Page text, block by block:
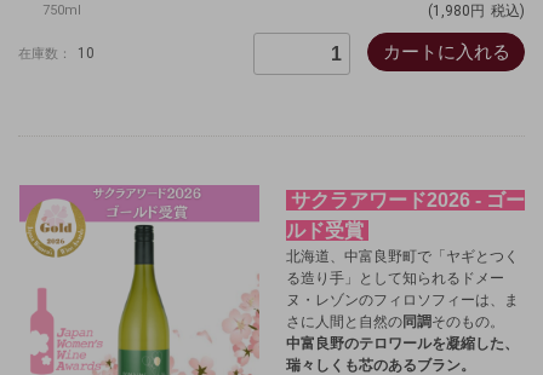
750ml
(1,980円 税込)
在庫数： 10 カートに入れる
サクラアワード2026 - ゴー
ルド受賞
北海道、中富良野町で「ヤギとつく
る造り手」として知られるドメー
ヌ・レゾンのフィロソフィーは、ま
さに人間と自然の同調そのもの。
中富良野のテロワールを凝縮した、
瑞々しくも芯のあるブラン。